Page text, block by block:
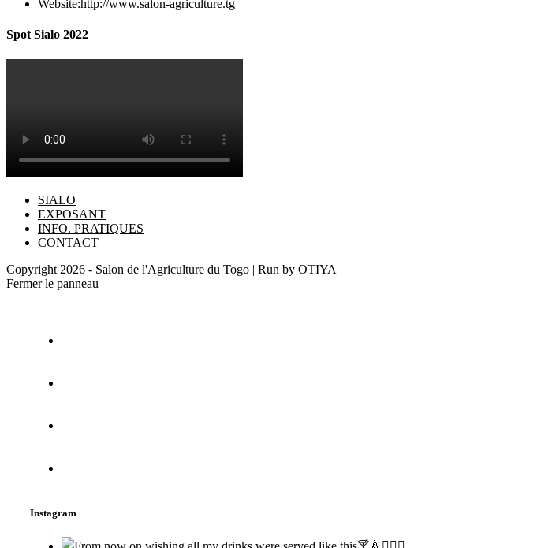
Website:http://www.salon-agriculture.tg
Spot Sialo 2022
SIALO
EXPOSANT
INFO. PRATIQUES
CONTACT
Copyright 2026 - Salon de l'Agriculture du Togo | Run by OTIYA
Fermer le panneau
Instagram